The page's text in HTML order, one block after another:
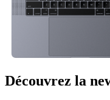
Découvrez la